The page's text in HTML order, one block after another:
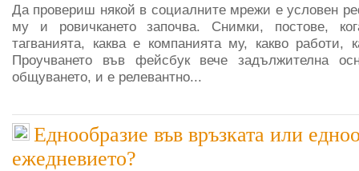
Да провериш някой в социалните мрежи е условен
му и ровичкането започва. Снимки, постове,
тагванията, каква е компанията му, какво работи,
Проучването във фейсбук вече задължителна
общуването, и е релевантно...
Еднообразие във връзката или
ежедневието?